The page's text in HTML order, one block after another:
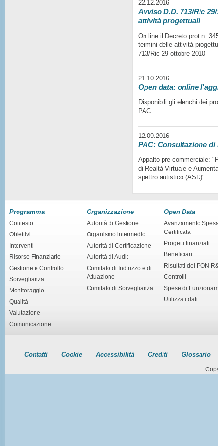
22.12.2016
Avviso D.D. 713/Ric
attività progettuali
On line il Decreto prot.n.
termini delle attività
713/Ric 29 ottobre 2010
21.10.2016
Open data: online
Disponibili gli elenchi dei
PAC
12.09.2016
PAC: Consultazione di
Appalto pre-commerciale:
di Realtà Virtuale e
spettro autistico (ASD)"
Programma
Contesto
Obiettivi
Interventi
Risorse Finanziarie
Gestione e Controllo
Sorveglianza
Monitoraggio
Qualità
Valutazione
Comunicazione
Organizzazione
Autorità di Gestione
Organismo intermedio
Autorità di Certificazione
Autorità di Audit
Comitato di Indirizzo e di
Attuazione
Comitato di Sorveglianza
Open Data
Avanzamento
Certificata
Progetti finanziati
Beneficiari
Risultati del PON
Controlli
Spese di
Utilizza i dati
Contatti Cookie Accessibilità Crediti Glossario